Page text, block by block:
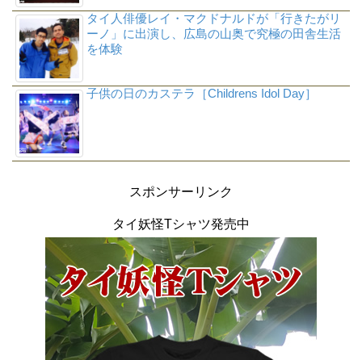
タイ人俳優レイ・マクドナルドが「行きたがリ
ーノ」に出演し、広島の山奥で究極の田舎生活
を体験
子供の日のカステラ［Childrens Idol Day］
スポンサーリンク
タイ妖怪Tシャツ発売中